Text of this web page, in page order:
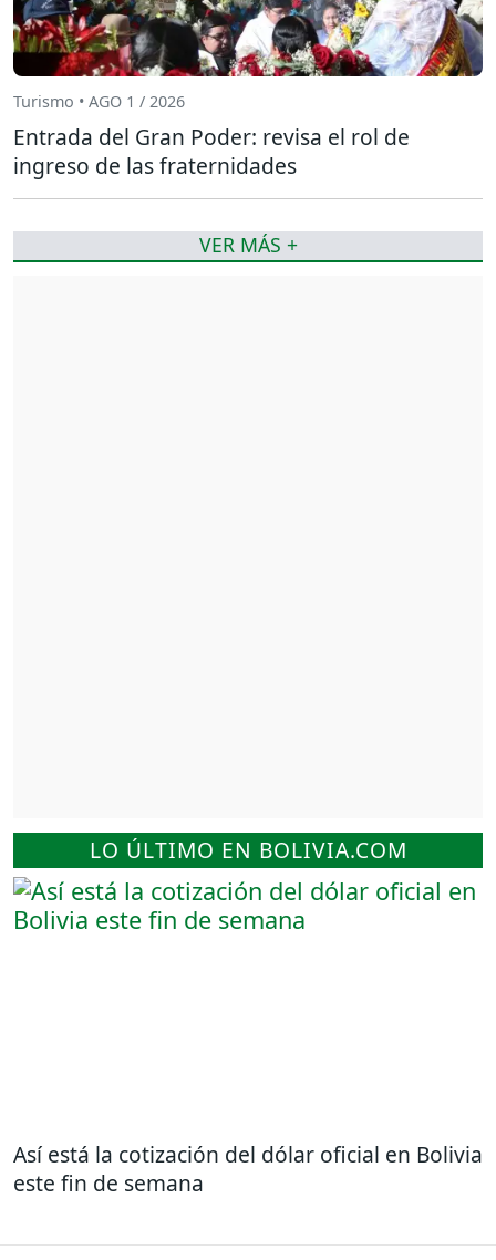
LO ÚLTIMO EN BOLIVIA.COM
Así está la cotización del dólar oficial en Bolivia
este fin de semana
Turismo • AGO 1 / 2026
Entrada del Gran Poder: revisa el rol de
ingreso de las fraternidades
VER MÁS +